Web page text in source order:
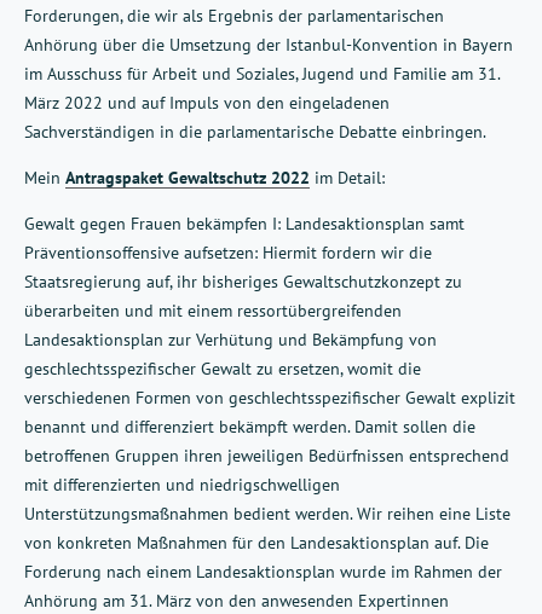
Forderungen, die wir als Ergebnis der parlamentarischen
Anhörung über die Umsetzung der Istanbul-Konvention in Bayern
im Ausschuss für Arbeit und Soziales, Jugend und Familie am 31.
März 2022 und auf Impuls von den eingeladenen
Sachverständigen in die parlamentarische Debatte einbringen.
Mein Antragspaket Gewaltschutz 2022 im Detail:
Gewalt gegen Frauen bekämpfen I: Landesaktionsplan samt
Präventionsoffensive aufsetzen: Hiermit fordern wir die
Staatsregierung auf, ihr bisheriges Gewaltschutzkonzept zu
überarbeiten und mit einem ressortübergreifenden
Landesaktionsplan zur Verhütung und Bekämpfung von
geschlechtsspezifischer Gewalt zu ersetzen, womit die
verschiedenen Formen von geschlechtsspezifischer Gewalt explizit
benannt und differenziert bekämpft werden. Damit sollen die
betroffenen Gruppen ihren jeweiligen Bedürfnissen entsprechend
mit differenzierten und niedrigschwelligen
Unterstützungsmaßnahmen bedient werden. Wir reihen eine Liste
von konkreten Maßnahmen für den Landesaktionsplan auf. Die
Forderung nach einem Landesaktionsplan wurde im Rahmen der
Anhörung am 31. März von den anwesenden Expertinnen